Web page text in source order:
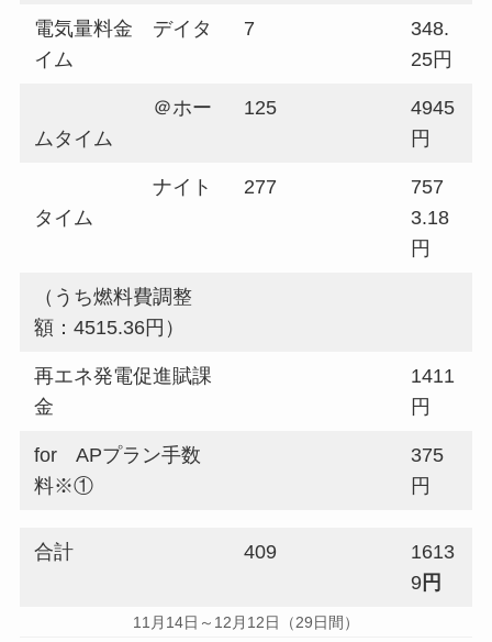
電気量料金 デイタ
イム
7
348.
25円
＠ホー
ムタイム
125
4945
円
ナイト
タイム
277
757
3.18
円
（うち燃料費調整
額：4515.36円）
再エネ発電促進賦課
金
1411
円
for APプラン手数
料※①
375
円
合計 409
1613
9 円
11月14日～12月12日（29日間）